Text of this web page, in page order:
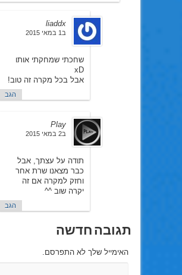
liaddx
ב1 במאי 2015
שחכתי שמחקתי אותו
xD
אבל בכל מקרה זה טוב!
הגב
Play
ב2 במאי 2015
תודה על עצתך, אבל
כבר מצאנו שרת אחר
וחזק למקרה אם זה
יקרה שוב ^^
הגב
תגובה חדשה
האימייל שלך לא התפרסם.